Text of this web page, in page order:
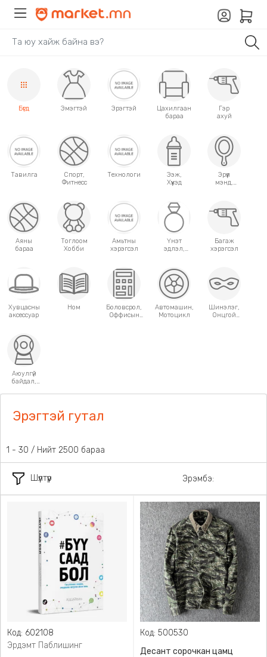
Бүгд Эмэгтэй Эрэгтэй
Цахилгаан
бараа
Гэр
ахуй
Тавилга
Спорт,
Фитнесс
Технологи
Ээж,
Хүүхэд
Эрүүл
мэнд,
Аяны
бараа
Тоглоом
Хобби
Амьтны
хэрэгсэл
Үнэт
эдлэл,
Багаж
хэрэгсэл
Хувцасны
аксессуар
Ном
Боловсрол,
Оффисын
Автомашин,
Мотоцикл
Шинэлэг,
Онцгой
Аюулгүй
байдал,
Эрэгтэй гутал
Шүүлтүүр
1 - 30 / Нийт 2500 бараа
Эрэмбэ:
Код: 602108
Эрдэмт Паблишинг
Код: 500530
Десант сорочкан цамц